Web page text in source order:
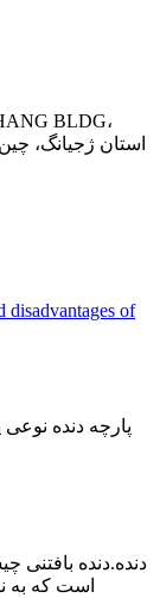
HUASHE District، SHAOXING CITY، استان ژجیانگ، چین
پارچه دنده
دنده.دنده بافتنی
است که به